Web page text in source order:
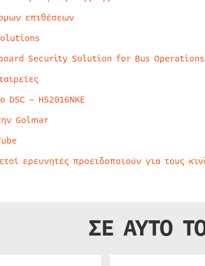
επιθέσεων
Security Solution for Bus Operations
– HS2016NKE
Golmar
ερευνητές προειδοποιούν για τους
ΣΕ ΑΥΤΟ